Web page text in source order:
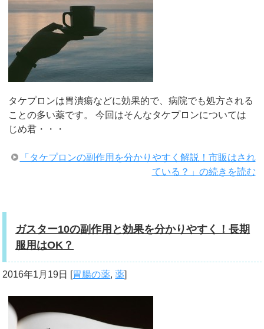
タケプロンは胃潰瘍などに効果的で、病院でも処方される
ことの多い薬です。 今回はそんなタケプロンについては
じめ君・・・
「タケプロンの副作用を分かりやすく解説！市販はされ
ている？」の続きを読む
ガスター10の副作用と効果を分かりやすく！長期
服用はOK？
2016年1月19日 [胃腸の薬,薬]